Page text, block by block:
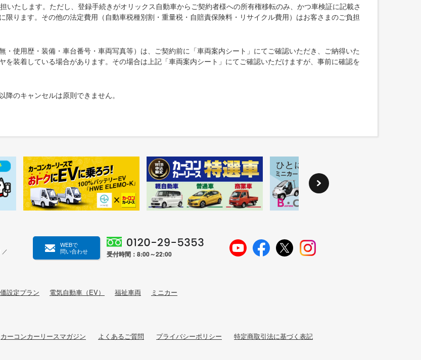
たします。ただし、登録手続きがオリックス自動車からご契約者様への所有権移転のみ、かつ車検証に記載さ
ります。その他の法定費用（自動車税種別割・重量税・自賠責保険料・リサイクル費用）はお客さまのご負担
使用歴・装備・車台番号・車両写真等）は、ご契約前に「車両案内シート」にてご確認いただき、ご納得いた
装着している場合があります。その場合は上記「車両案内シート」にてご確認いただけますが、事前に確認を
のキャンセルは原則できません。
WEBで
問い合わせ
受付時間：8:00～22:00
設定プラン 電気自動車（EV） 福祉車両 ミニカー
カーコンカーリースマガジン よくあるご質問 プライバシーポリシー
特定商取引法に基づく表記